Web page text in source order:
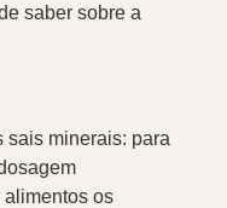
saber sobre a
sais minerais: para
alimentos os